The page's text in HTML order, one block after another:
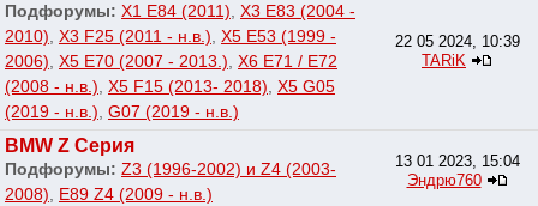
Подфорумы: X1 E84 (2011), X3 E83 (2004 -
2010), X3 F25 (2011 - н.в.), X5 E53 (1999 -
2006), X5 E70 (2007 - 2013.), X6 E71 / E72
(2008 - н.в.), X5 F15 (2013- 2018), X5 G05
(2019 - н.в.), G07 (2019 - н.в.)
22 05 2024, 10:39
TARiK
BMW Z Серия
Подфорумы: Z3 (1996-2002) и Z4 (2003-
2008), E89 Z4 (2009 - н.в.)
13 01 2023, 15:04
Эндрю760